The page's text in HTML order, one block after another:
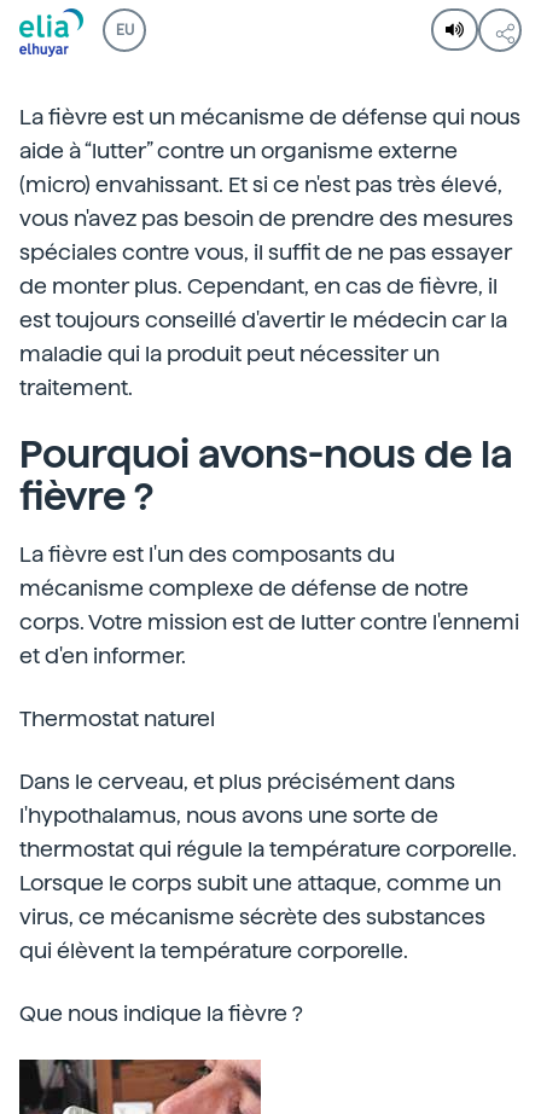
EU
La fièvre est un mécanisme de défense qui nous
aide à “lutter” contre un organisme externe
(micro) envahissant. Et si ce n'est pas très élevé,
vous n'avez pas besoin de prendre des mesures
spéciales contre vous, il suffit de ne pas essayer
de monter plus. Cependant, en cas de fièvre, il
est toujours conseillé d'avertir le médecin car la
maladie qui la produit peut nécessiter un
traitement.
Pourquoi avons-nous de la
fièvre ?
La fièvre est l'un des composants du
mécanisme complexe de défense de notre
corps. Votre mission est de lutter contre l'ennemi
et d'en informer.
Thermostat naturel
Dans le cerveau, et plus précisément dans
l'hypothalamus, nous avons une sorte de
thermostat qui régule la température corporelle.
Lorsque le corps subit une attaque, comme un
virus, ce mécanisme sécrète des substances
qui élèvent la température corporelle.
Que nous indique la fièvre ?